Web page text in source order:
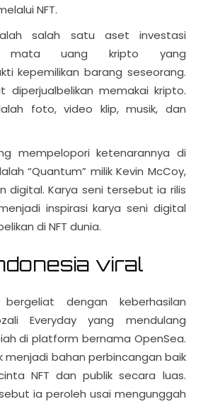
NFT.
salah satu aset investasi
mata uang kripto yang
kepemilikan barang seseorang.
diperjualbelikan memakai kripto.
foto, video klip, musik, dan
mempelopori ketenarannya di
“Quantum” milik Kevin McCoy,
digital. Karya seni tersebut ia rilis
inspirasi karya seni digital
di NFT dunia.
viral
bergeliat dengan keberhasilan
Everyday yang mendulang
di platform bernama OpenSea.
menjadi bahan perbincangan baik
NFT dan publik secara luas.
ia peroleh usai mengunggah